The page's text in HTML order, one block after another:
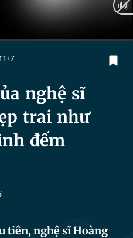
Tin 24h
Magazine
nghệ sĩ
trai như
đếm
tiên, nghệ sĩ Hoàng